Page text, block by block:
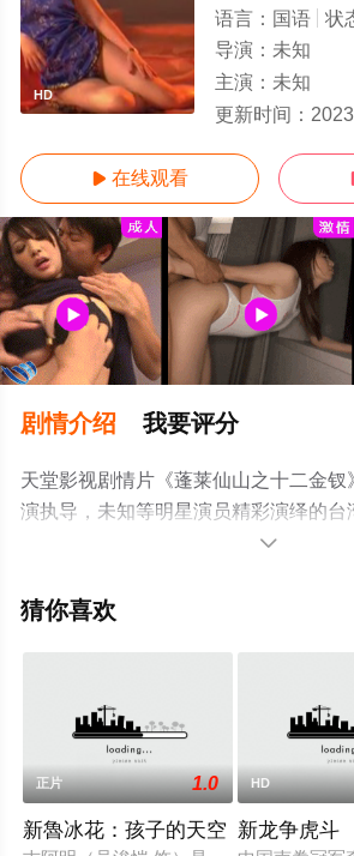
HD
语言： 国语 状
导演： 未知
主演： 未知
更新时间：
 在线观看
剧情介绍 我要评分
天堂影视剧情片《蓬莱仙山之十二金钗
演执导，未知等明星演员精彩演绎的台
观看高清未删减完整版电影大全就上天

猜你喜欢
正片 1.0
新魯冰花：孩子的天空
HD
新龙争虎斗